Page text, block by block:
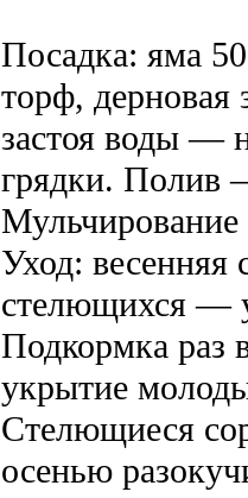
Посадка: яма
торф,
застоя воды —
грядки. Полив
Уход: весенняя
стелющихся —
Подкормка раз
укрытие
Стелющиеся
осенью